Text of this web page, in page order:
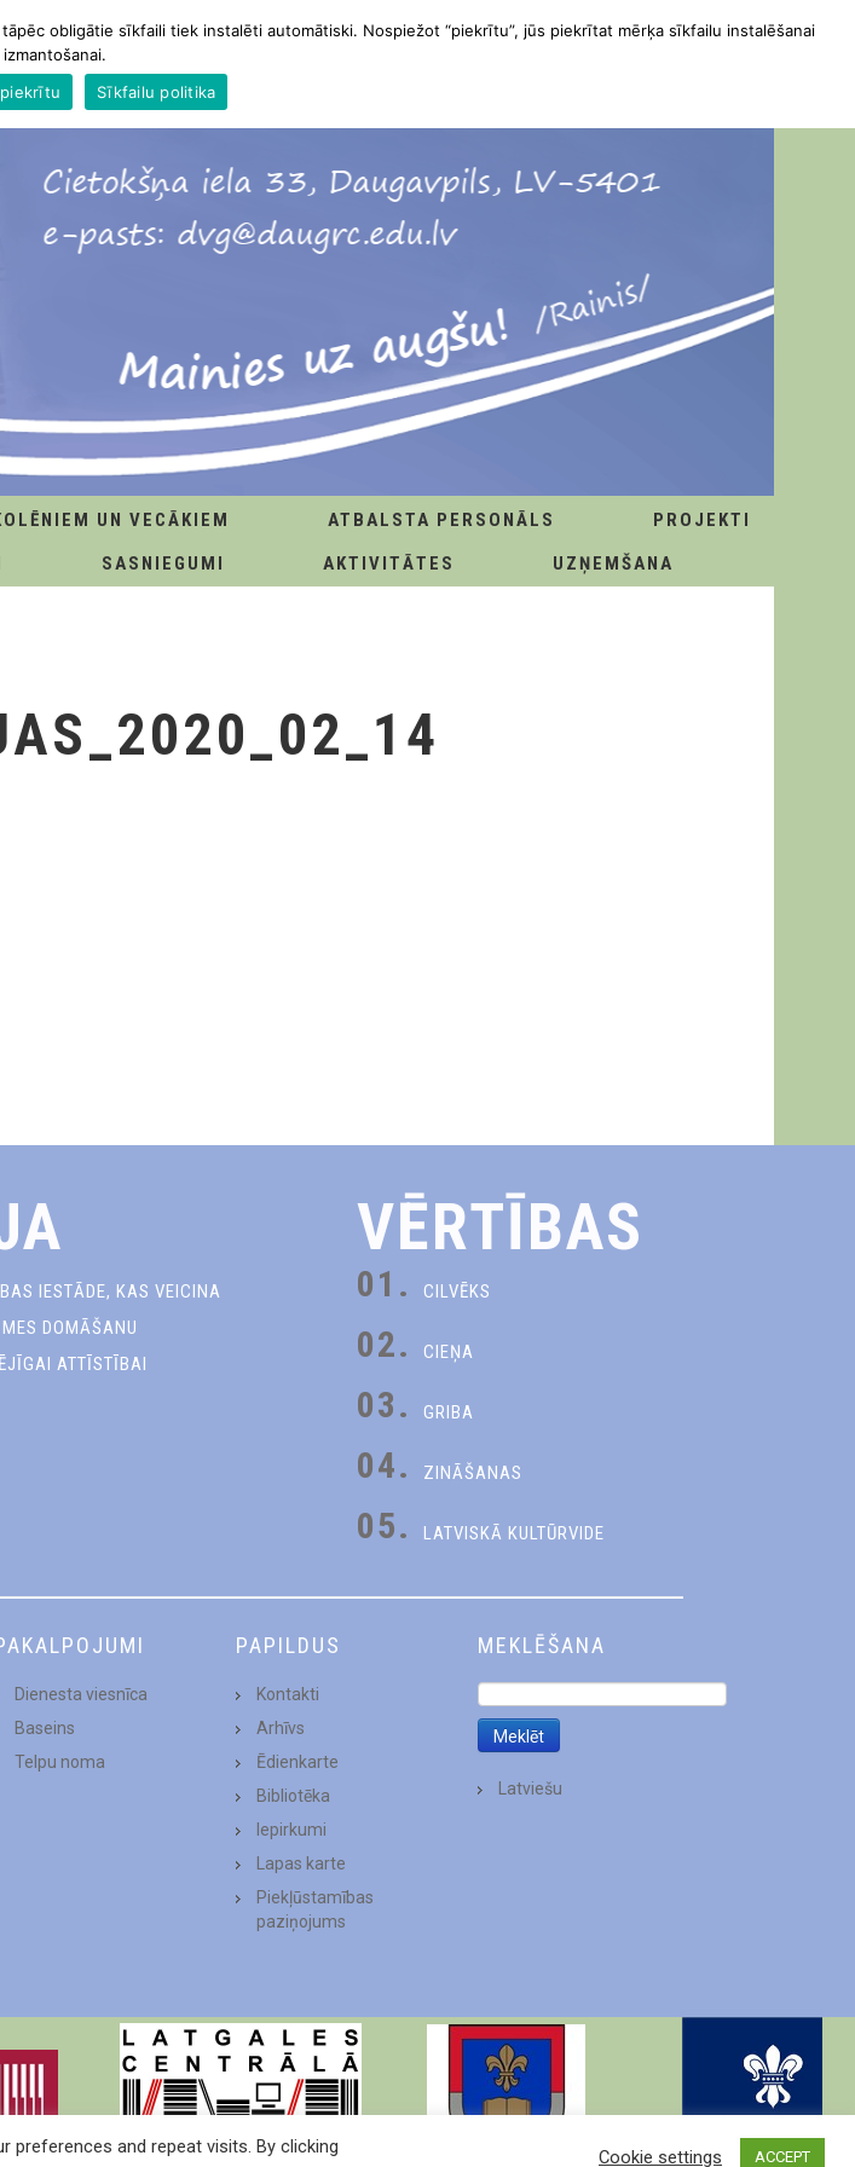
UN VECĀKIEM ATBALSTA PERSONĀLS
PROJEKTI
SASNIEGUMI AKTIVITĀTES UZŅEMŠANA
IESTĀDE, KAS VEICINA
DOMĀŠANU
ATTĪSTĪBAI
VĒRTĪBAS
01. CILVĒKS
02. CIEŅA
03. GRIBA
04. ZINĀŠANAS
05. LATVISKĀ KULTŪRVIDE
Dienesta viesnīca
Baseins
Telpu noma
PAPILDUS
Kontakti
Arhīvs
Ēdienkarte
Bibliotēka
Iepirkumi
Lapas karte
Piekļūstamības
paziņojums
MEKLĒŠANA
Latviešu
preferences and repeat visits. By clicking
Cookie settings ACCEPT
obligātie sīkfaili tiek instalēti automātiski. Nospiežot “piekrītu”, jūs piekrītat mērķa sīkfailu instalēšanai
izmantošanai.
Sīkfailu politika